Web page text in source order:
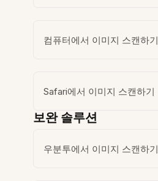
컴퓨터에서 이미지 스캔하기
Safari에서 이미지 스캔하기
보완 솔루션
우분투에서 이미지 스캔하기